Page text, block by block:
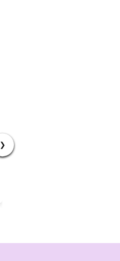
❯